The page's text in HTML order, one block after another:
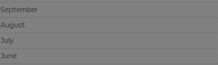
September
August
July
June